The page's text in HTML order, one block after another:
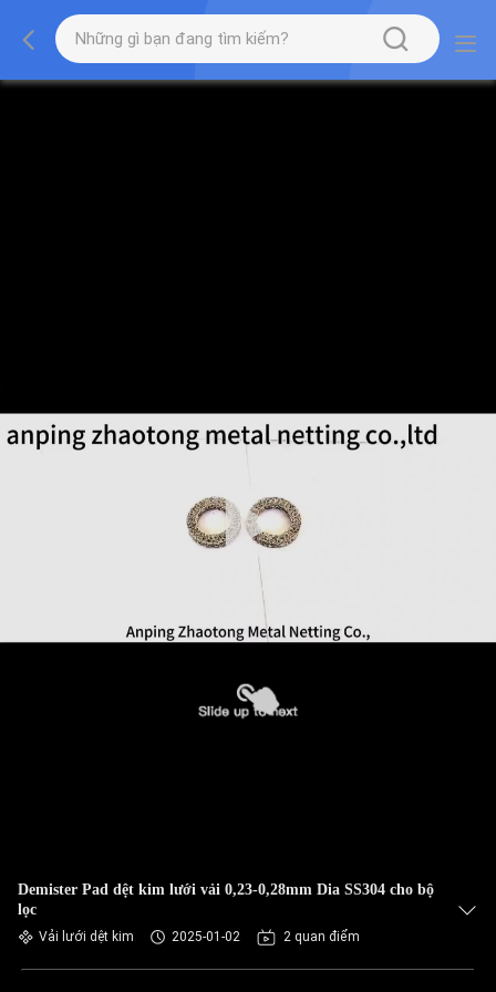
Demister Pad dệt kim lưới vải 0,23-0,28mm Dia SS304 cho bộ
lọc
Vải lưới dệt kim 2025-01-02 2 quan điểm